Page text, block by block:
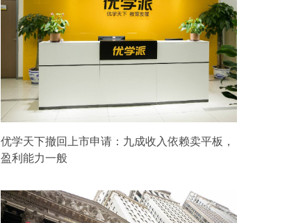
优学天下撤回上市申请：九成收入依赖卖平板，
盈利能力一般